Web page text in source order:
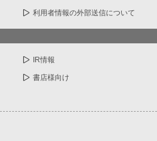
利用者情報の外部送信について
IR情報
書店様向け